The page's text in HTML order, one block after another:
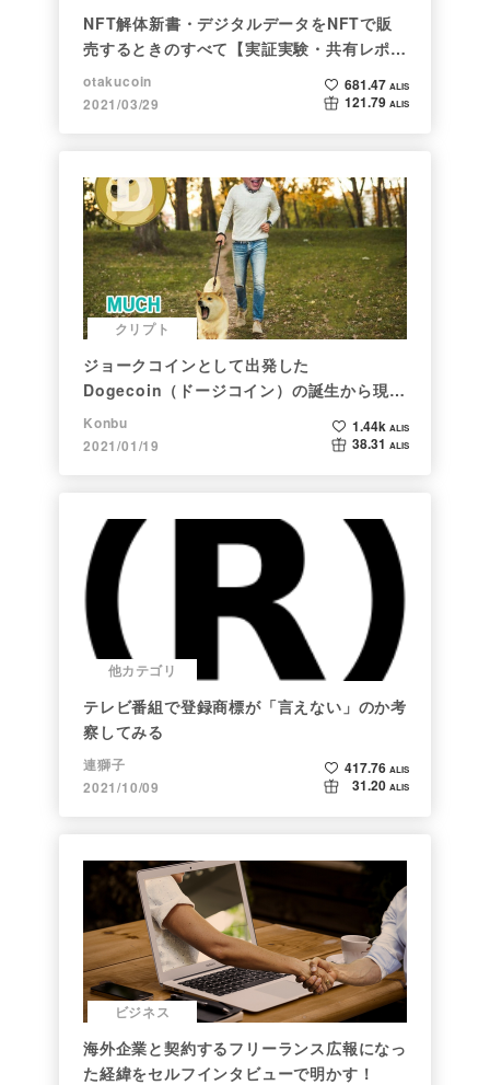
NFT解体新書・デジタルデータをNFTで販
売するときのすべて【実証実験・共有レポー
ト】
otakucoin
2021/03/29
681.47 ALIS
121.79 ALIS
クリプト
ジョークコインとして出発した
Dogecoin（ドージコイン）の誕生から現在
まで。注目される非証券性🐶
Konbu
2021/01/19
1.44k ALIS
38.31 ALIS
他カテゴリ
テレビ番組で登録商標が「言えない」のか考
察してみる
連獅子
2021/10/09
417.76 ALIS
31.20 ALIS
ビジネス
海外企業と契約するフリーランス広報になっ
た経緯をセルフインタビューで明かす！